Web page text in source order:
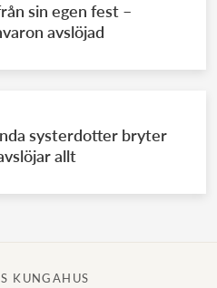
sin egen fest –
avslöjad
systerdotter bryter
allt
KUNGAHUS